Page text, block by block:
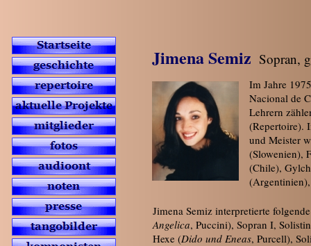
Jimena Semiz Sopran,
Jimena Semiz interpretierte
Angelica, Puccini), Sopran I,
Hexe (Dido und Eneas, Purcell),
Im Jahre
Nacional de
Lehrern
(Repertoire).
und Meister
(Slowenien),
(Chile),